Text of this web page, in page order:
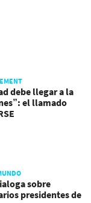
debe llegar a la
el llamado
sobre
presidentes de